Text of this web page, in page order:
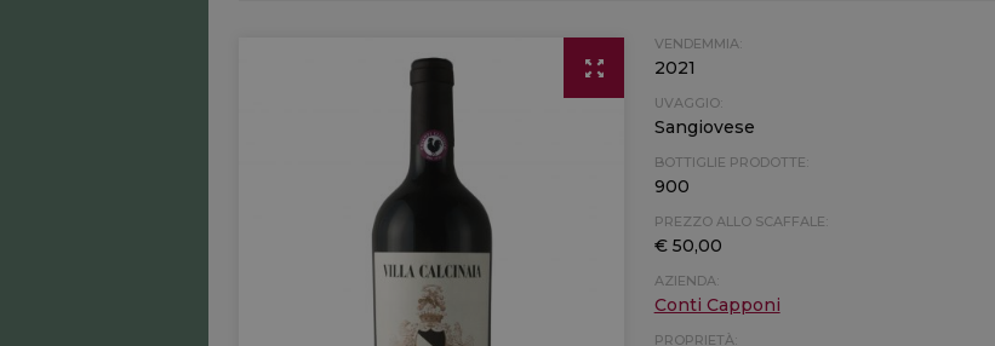
VENDEMMIA:
2021
UVAGGIO:
Sangiovese
BOTTIGLIE PRODOTTE:
900
PREZZO ALLO SCAFFALE:
€ 50,00
AZIENDA:
Conti Capponi
PROPRIETÀ: